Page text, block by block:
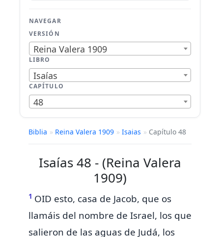
NAVEGAR
VERSIÓN
Reina Valera 1909
LIBRO
Isaías
CAPÍTULO
48
Biblia » Reina Valera 1909 » Isaias » Capítulo 48
Isaías 48 - (Reina Valera
1909)
1 OID esto, casa de Jacob, que os
llamáis del nombre de Israel, los que
salieron de las aguas de Judá, los